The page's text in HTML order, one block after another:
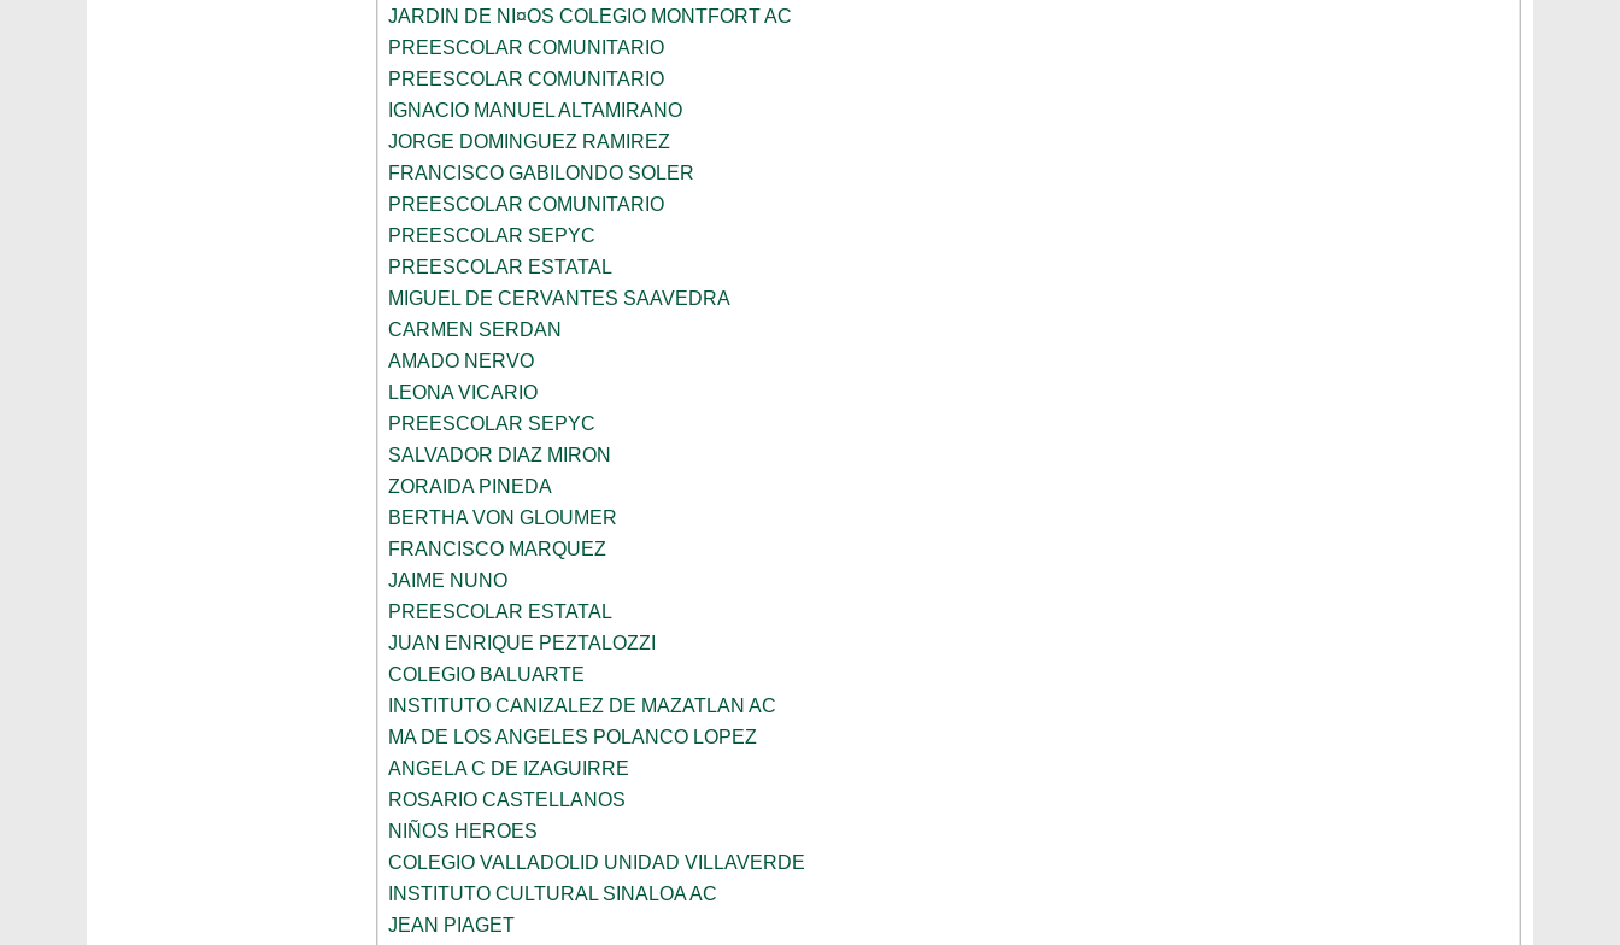
JARDIN DE NI¤OS COLEGIO MONTFORT AC
PREESCOLAR COMUNITARIO
PREESCOLAR COMUNITARIO
IGNACIO MANUEL ALTAMIRANO
JORGE DOMINGUEZ RAMIREZ
FRANCISCO GABILONDO SOLER
PREESCOLAR COMUNITARIO
PREESCOLAR SEPYC
PREESCOLAR ESTATAL
MIGUEL DE CERVANTES SAAVEDRA
CARMEN SERDAN
AMADO NERVO
LEONA VICARIO
PREESCOLAR SEPYC
SALVADOR DIAZ MIRON
ZORAIDA PINEDA
BERTHA VON GLOUMER
FRANCISCO MARQUEZ
JAIME NUNO
PREESCOLAR ESTATAL
JUAN ENRIQUE PEZTALOZZI
COLEGIO BALUARTE
INSTITUTO CANIZALEZ DE MAZATLAN AC
MA DE LOS ANGELES POLANCO LOPEZ
ANGELA C DE IZAGUIRRE
ROSARIO CASTELLANOS
NIÑOS HEROES
COLEGIO VALLADOLID UNIDAD VILLAVERDE
INSTITUTO CULTURAL SINALOA AC
JEAN PIAGET